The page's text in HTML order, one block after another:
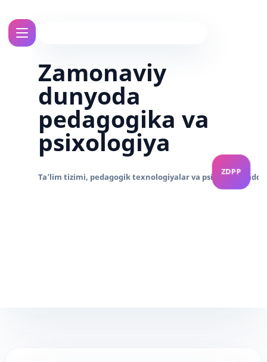
Zamonaviy
dunyoda
pedagogika va
psixologiya